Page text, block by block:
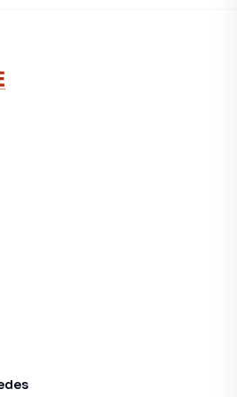
uma maior chance de vender ou
Contamos também com um
corretores treinados e uma